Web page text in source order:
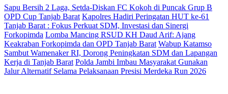
Sapu Bersih 2 Laga, Setda-Diskan FC Kokoh di Puncak Grup B
OPD Cup Tanjab Barat Kapolres Hadiri Peringatan HUT ke-61
Tanjab Barat : Fokus Perkuat SDM, Investasi dan Sinergi
Forkopimda Lomba Mancing RSUD KH Daud Arif: Ajang
Keakraban Forkopimda dan OPD Tanjab Barat Wabup Katamso
Sambut Wamenaker RI, Dorong Peningkatan SDM dan Lapangan
Kerja di Tanjab Barat Polda Jambi Imbau Masyarakat Gunakan
Jalur Alternatif Selama Pelaksanaan Presisi Merdeka Run 2026